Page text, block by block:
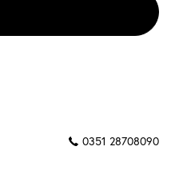
0351 28708090